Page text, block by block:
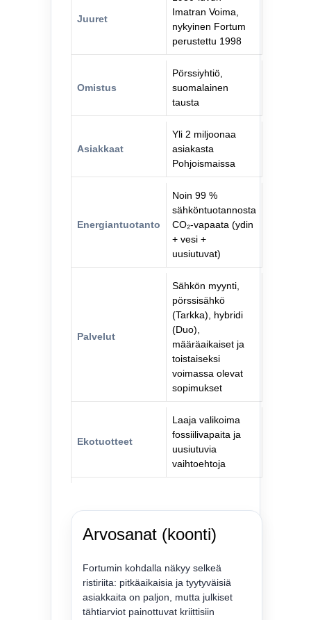
Juuret
Imatran Voima,
nykyinen Fortum
perustettu 1998
Omistus
Pörssiyhtiö,
suomalainen
tausta
Asiakkaat
Yli 2 miljoonaa
asiakasta
Pohjoismaissa
Energiantuotanto
Noin 99 %
sähköntuotannosta
CO₂-vapaata (ydin
+ vesi +
uusiutuvat)
Palvelut
Sähkön myynti,
pörssisähkö
(Tarkka), hybridi
(Duo),
määräaikaiset ja
toistaiseksi
voimassa olevat
sopimukset
Ekotuotteet
Laaja valikoima
fossiilivapaita ja
uusiutuvia
vaihtoehtoja
Arvosanat (koonti)
Fortumin kohdalla näkyy selkeä
ristiriita: pitkäaikaisia ja tyytyväisiä
asiakkaita on paljon, mutta julkiset
tähtiarviot painottuvat kriittisiin